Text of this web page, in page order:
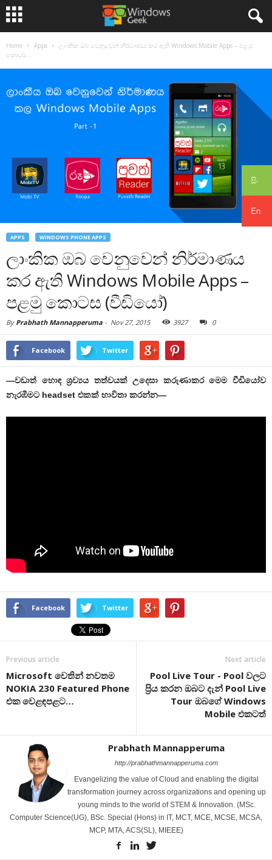
සිං
En
Home Apps
ලාංකික ඔබ වෙනුවෙන් නිර්මාණය කර ඇති Windows Mobile Apps – පළමු
කොටස...
APPS WINDOWS PHONE APPS
ලාංකික ඔබ වෙනුවෙන් නිර්මාණය
කර ඇති Windows Mobile Apps –
පළමු කොටස (වීඩියෝ)
By Prabhath Mannapperuma - Nov 27, 2015 3927 0
Facebook Twitter
—වඩාත් හොඳ ශ්‍රව්‍යය තත්වයක් උදෙසා කරුණාකර මෙම වීඩියෝව
නැරඹීමට headset එකක් භාවිතා කරන්න—
Facebook Twitter
Previous article
Microsoft වෙතින් නවතම
NOKIA 230 Featured Phone
එක වෙළඳපළට…
Next article
Pool Live Tour - Pool වලට
ප්‍රිය කරන ඔබට දැන් Pool Live
Tour ඔබගේ Windows
Mobile එකටත්
Prabhath Mannapperuma
http://prabhathmannapperuma.com
Evangelizing the value of Cloud and enabling the digital
transformation journey across organizations and opening up
young minds to the world of STEM & Innovation. (MSc.
Computer Science(UG), BSc. Special (Hons) in IT, MCT, MCE, MCSE, MCSA,
MCP, MTA, ACS(SL), MIEEE)